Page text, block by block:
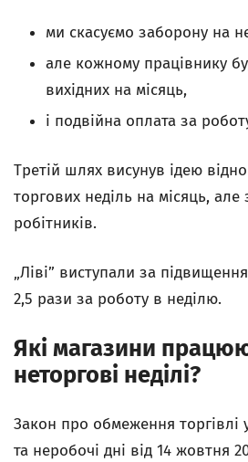
ми скасуємо заборону на
але кожному працівнику
вихідних на місяць,
і подвійна оплата за
Третій шлях висунув ідею
торгових неділь на місяць,
робітників.
„Ліві” виступали за
2,5 рази за роботу в неділю.
Які магазини
неторгові неділі?
Закон про обмеження торгівлі
та неробочі дні від 14 жовтня